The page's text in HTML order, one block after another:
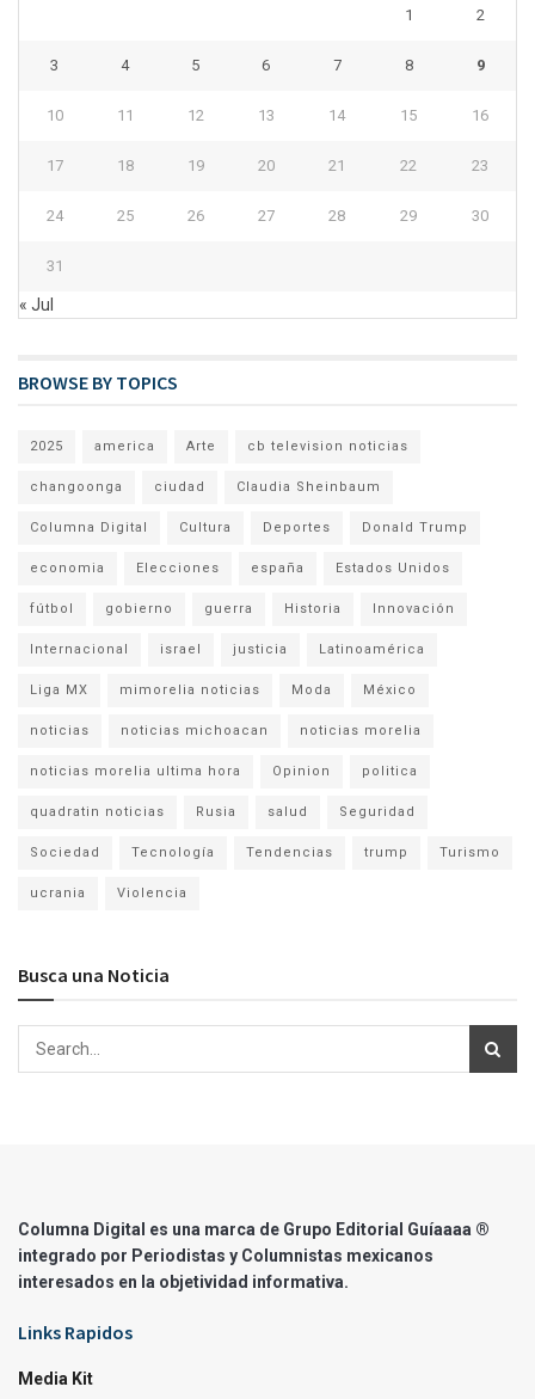
1 2
3 4 5 6 7 8 9
10 11 12 13 14 15 16
17 18 19 20 21 22 23
24 25 26 27 28 29 30
31
« Jul
BROWSE BY TOPICS
2025 america Arte cb television noticias
changoonga ciudad Claudia Sheinbaum
Columna Digital Cultura Deportes Donald Trump
economia Elecciones españa Estados Unidos
fútbol gobierno guerra Historia Innovación
Internacional israel justicia Latinoamérica
Liga MX mimorelia noticias Moda México
noticias noticias michoacan noticias morelia
noticias morelia ultima hora Opinion politica
quadratin noticias Rusia salud Seguridad
Sociedad Tecnología Tendencias trump Turismo
ucrania Violencia
Busca una Noticia
Columna Digital es una marca de Grupo Editorial Guíaaaa ®
integrado por Periodistas y Columnistas mexicanos
interesados en la objetividad informativa.
Links Rapidos
Media Kit